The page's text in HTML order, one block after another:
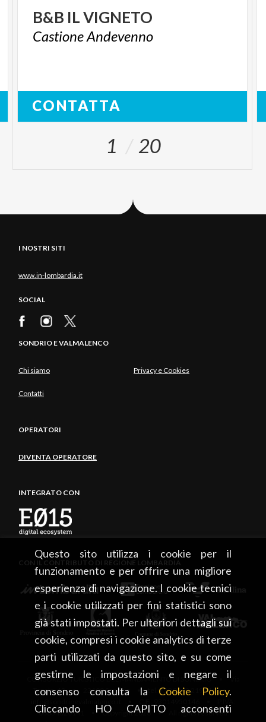
Questo sito utilizza i cookie per il
funzionamento e per offrire una migliore
esperienza di navigazione. I cookie tecnici
e i cookie utilizzati per fini statistici sono
già stati impostati. Per ulteriori dettagli sui
cookie, compresi i cookie analytics di terze
parti utilizzati da questo sito, e su come
gestirne le impostazioni e negare il
consenso consulta la Cookie Policy.
Cliccando HO CAPITO acconsenti
B&B ILVIGNETO
CastioneAndevenno
CONTATTA
1 20
I NOSTRI SITI
www.in-lombardia.it
SOCIAL
SONDRIO E VALMALENCO
Chi siamo Privacy e Cookies
Contatti
OPERATORI
DIVENTA OPERATORE
INTEGRATO CON
CON IL CONTRIBUTO DI REGIONE LOMBARDIA
CONSORZIO TURISTICO DEL MANDAMENTO DI SONDRIO • Via
Tonale, 13 • 23100 Sondrio • tel. +39 0342 219246 •
00834020141 • Copyright 2026 • All rights reserved